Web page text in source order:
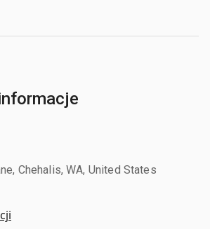
Chehalis, WA, United States